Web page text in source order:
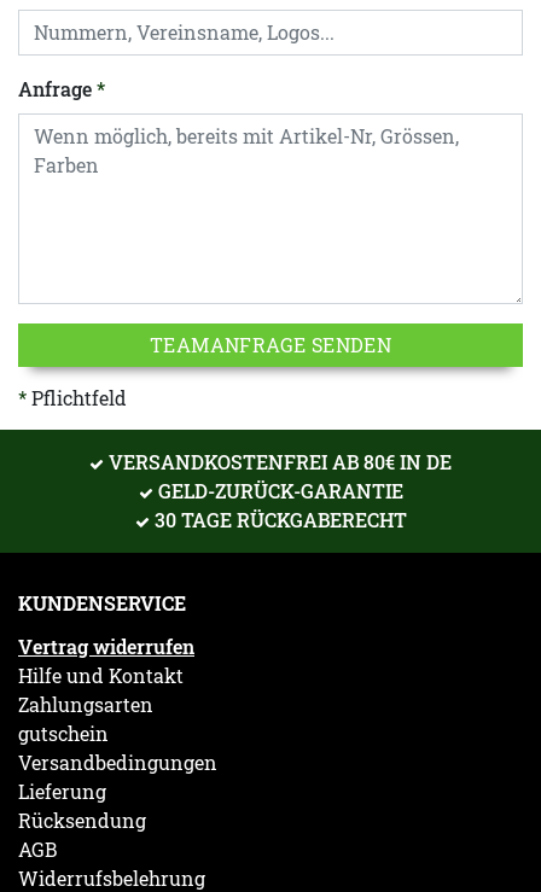
Anfrage
TEAMANFRAGE SENDEN
Pflichtfeld
VERSANDKOSTENFREI AB 80€ IN DE
GELD-ZURÜCK-GARANTIE
30 TAGE RÜCKGABERECHT
KUNDENSERVICE
Vertrag widerrufen
Hilfe und Kontakt
Zahlungsarten
gutschein
Versandbedingungen
Lieferung
Rücksendung
AGB
Widerrufsbelehrung